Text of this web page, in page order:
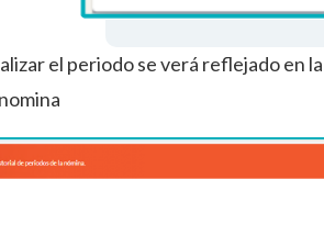
el periodo se verá reflejado en